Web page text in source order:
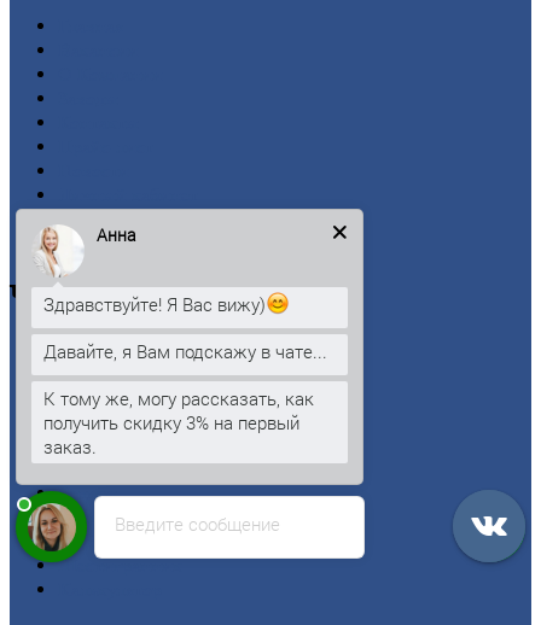
Оплата
Черныйметаллопрокат
Арматура
Двутавроваябалка (двутавр)
Квадрат
Кругстальной
Лист
Проволока
Рельсы
Сетка
Труба
Шестигранник
Введите сообщение
Анна
Здравствуйте! Я Вас вижу)
Давайте, я Вам подскажу в чате...
К тому же, могу рассказать, как
получить скидку 3% на первый
заказ.